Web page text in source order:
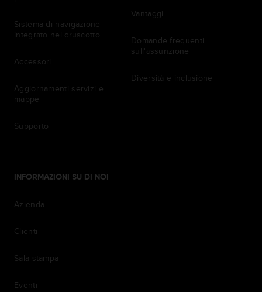
Sistema di navigazione
integrato nel cruscotto
Accessori
Aggiornamenti servizi e
mappe
Supporto
Vantaggi
Domande frequenti
sull'assunzione
Diversità e inclusione
INFORMAZIONI SU DI NOI
Azienda
Clienti
Sala stampa
Eventi